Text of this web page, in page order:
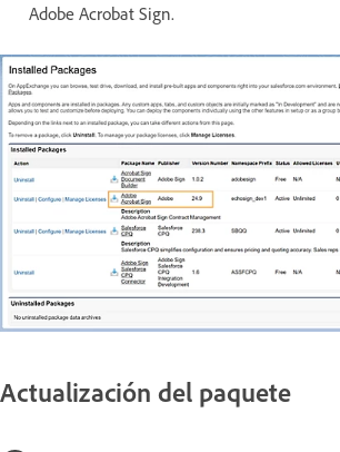
Adobe Acrobat Sign.
Actualización del paquete